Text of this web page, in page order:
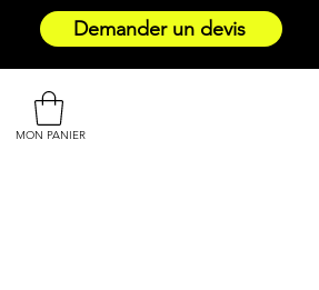
Demander un devis
MON PANIER